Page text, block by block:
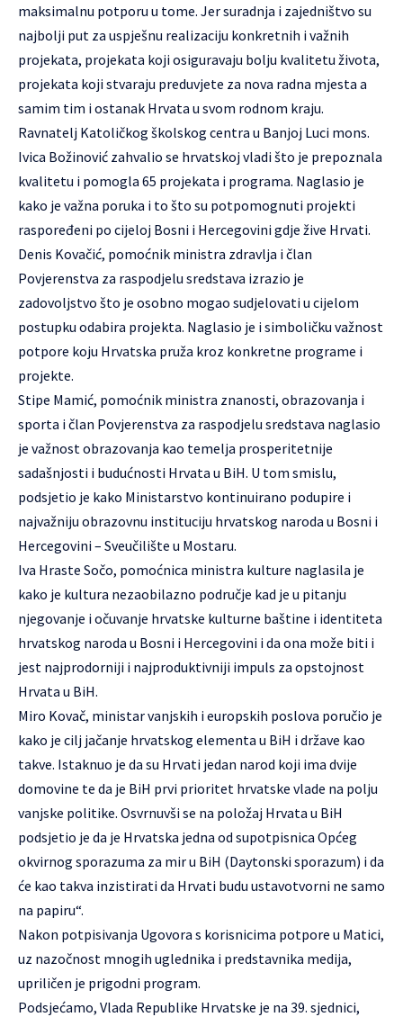
maksimalnu potporu u tome. Jer suradnja i zajedništvo su
najbolji put za uspješnu realizaciju konkretnih i važnih
projekata, projekata koji osiguravaju bolju kvalitetu života,
projekata koji stvaraju preduvjete za nova radna mjesta a
samim tim i ostanak Hrvata u svom rodnom kraju.
Ravnatelj Katoličkog školskog centra u Banjoj Luci mons.
Ivica Božinović zahvalio se hrvatskoj vladi što je prepoznala
kvalitetu i pomogla 65 projekata i programa. Naglasio je
kako je važna poruka i to što su potpomognuti projekti
raspoređeni po cijeloj Bosni i Hercegovini gdje žive Hrvati.
Denis Kovačić, pomoćnik ministra zdravlja i član
Povjerenstva za raspodjelu sredstava izrazio je
zadovoljstvo što je osobno mogao sudjelovati u cijelom
postupku odabira projekta. Naglasio je i simboličku važnost
potpore koju Hrvatska pruža kroz konkretne programe i
projekte.
Stipe Mamić, pomoćnik ministra znanosti, obrazovanja i
sporta i član Povjerenstva za raspodjelu sredstava naglasio
je važnost obrazovanja kao temelja prosperitetnije
sadašnjosti i budućnosti Hrvata u BiH. U tom smislu,
podsjetio je kako Ministarstvo kontinuirano podupire i
najvažniju obrazovnu instituciju hrvatskog naroda u Bosni i
Hercegovini – Sveučilište u Mostaru.
Iva Hraste Sočo, pomoćnica ministra kulture naglasila je
kako je kultura nezaobilazno područje kad je u pitanju
njegovanje i očuvanje hrvatske kulturne baštine i identiteta
hrvatskog naroda u Bosni i Hercegovini i da ona može biti i
jest najprodorniji i najproduktivniji impuls za opstojnost
Hrvata u BiH.
Miro Kovač, ministar vanjskih i europskih poslova poručio je
kako je cilj jačanje hrvatskog elementa u BiH i države kao
takve. Istaknuo je da su Hrvati jedan narod koji ima dvije
domovine te da je BiH prvi prioritet hrvatske vlade na polju
vanjske politike. Osvrnuvši se na položaj Hrvata u BiH
podsjetio je da je Hrvatska jedna od supotpisnica Općeg
okvirnog sporazuma za mir u BiH (Daytonski sporazum) i da
će kao takva inzistirati da Hrvati budu ustavotvorni ne samo
na papiru“.
Nakon potpisivanja Ugovora s korisnicima potpore u Matici,
uz nazočnost mnogih uglednika i predstavnika medija,
upriličen je prigodni program.
Podsjećamo, Vlada Republike Hrvatske je na 39. sjednici,